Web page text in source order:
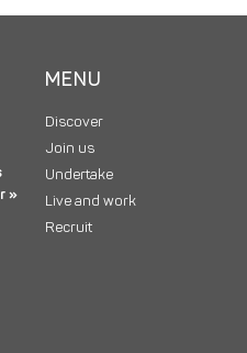
»
MENU
Discover
Join us
Undertake
Live and work
Recruit